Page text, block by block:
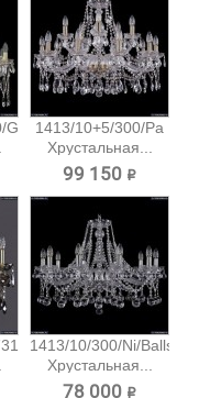
G
1413/10+5/300/Pa
Хрустальная...
99 150 ₽
1413/10/300/Ni/Balls
Хрустальная...
78 000 ₽